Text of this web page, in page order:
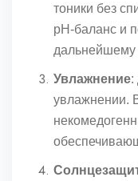
тоники без
pH-баланс и
дальнейшему
Увлажнение:
увлажнении.